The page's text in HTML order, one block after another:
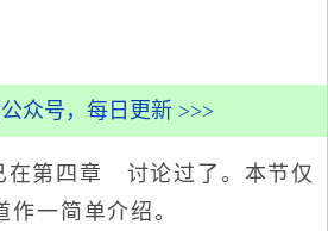
众号，每日更新 >>>
在第四章 讨论过了。本节仅
一简单介绍。